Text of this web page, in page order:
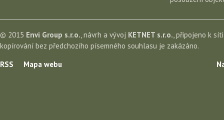
© 2015 Envi Group s.r.o., návrh a vývoj KETNET s.r.o., připojeno k
kopírování bez předchozího písemného souhlasu je zakázáno.
RSS
Mapa webu